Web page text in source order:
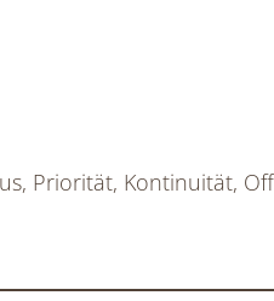
Priorität, Kontinuität,